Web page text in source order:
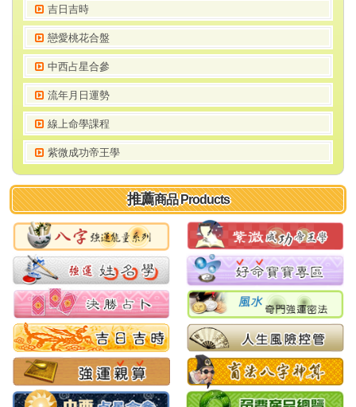
吉日吉時
戀愛桃花合盤
中西占星合參
流年月日運勢
線上命學課程
紫微成功帝王學
推薦商品 Products